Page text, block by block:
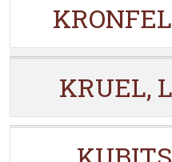
KRUEL,